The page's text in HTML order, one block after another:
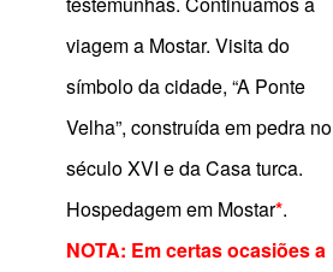
viagem a Mostar. Visita do
símbolo da cidade, “A Ponte
Velha”, construída em pedra no
século XVI e da Casa turca.
Hospedagem em Mostar*.
NOTA: Em certas ocasiões a